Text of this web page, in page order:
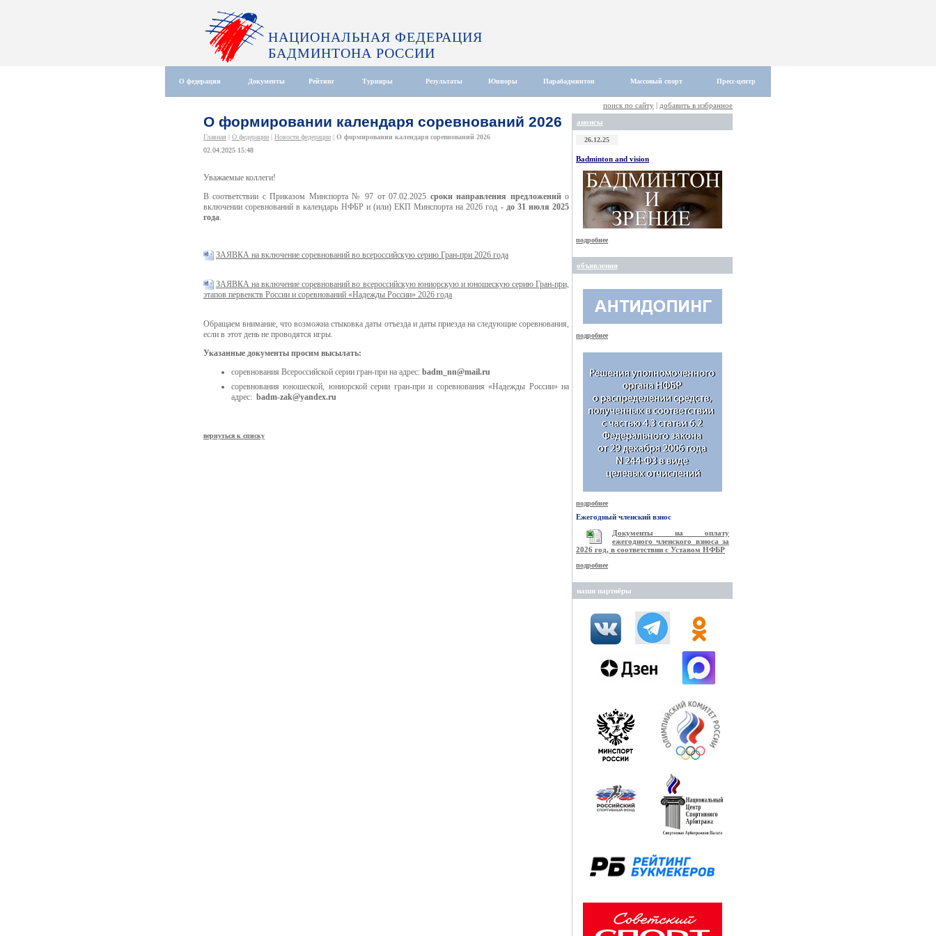
НАЦИОНАЛЬНАЯ ФЕДЕРАЦИЯ
БАДМИНТОНА РОССИИ
О федерации Документы Рейтинг Турниры Результаты Юниоры Парабадминтон Массовый спорт Пресс-центр
поиск по сайту | добавить в избранное
О формировании календаря соревнований 2026
Главная | О федерации | Новости федерации | О формировании календаря соревнований 2026
02.04.2025 15:48
Уважаемые коллеги!
В соответствии с Приказом Минспорта № 97 от 07.02.2025 сроки направления предложенийо
включении соревнований в календарь НФБР и (или) ЕКП Минспорта на 2026 год - до 31 июля 2025
года.
ЗАЯВКА на включение соревнований во всероссийскую серию Гран-при 2026 года
ЗАЯВКА на включение соревнований во всероссийскую юниорскую и юношескую серию Гран-при,
этапов первенств России и соревнований «Надежды России» 2026 года
Обращаем внимание, что возможна стыковка даты отъезда и даты приезда на следующие соревнования,
если в этот день не проводятся игры.
Указанные документы просим высылать:
соревнования Всероссийской серии гран-при на адрес: badm_nn@mail.ru
соревнования юношеской, юниорской серии гран-при и соревнования «Надежды России» на
адрес: badm-zak@yandex.ru
вернуться к списку
анонсы
26.12.25
Badminton and vision
подробнее
объявления
подробнее
подробнее
Ежегодный членский взнос
Документы на оплату
ежегодного членского взноса за
2026 год, в соответствии с Уставом НФБР
подробнее
наши партнёры